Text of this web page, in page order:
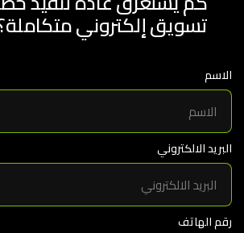
تسويق إلكتروني متكاملة؟
الاسم
البريد الالكتروني
رقم الهاتف